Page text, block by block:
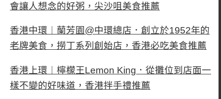
會讓人想念的好粥，尖沙咀美食推薦
香港中環︱蘭芳園@中環總店．創立於1952年的
老牌美食，撈丁系列創始店，香港必吃美食推薦
香港上環︱檸檬王Lemon King．從攤位到店面一
樣不變的好味道，香港拌手禮推薦